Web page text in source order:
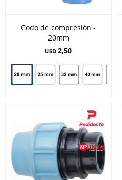
Codo de compresión -
20mm
USD 2,50